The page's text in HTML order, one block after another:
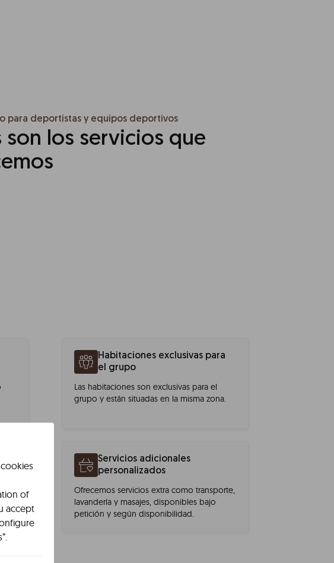
para deportistas y equipos deportivos
son los servicios que
Habitaciones exclusivas para
el grupo
Las habitaciones son exclusivas para el
grupo y están situadas en la misma zona.
Servicios adicionales
personalizados
Ofrecemos servicios extra como transporte,
lavandería y masajes, disponibles bajo
petición y según disponibilidad.
of
accept